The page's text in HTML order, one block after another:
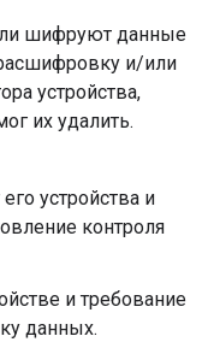
шифруют данные
и/или
устройства,
их удалить.
устройства и
контроля
и требование
данных.